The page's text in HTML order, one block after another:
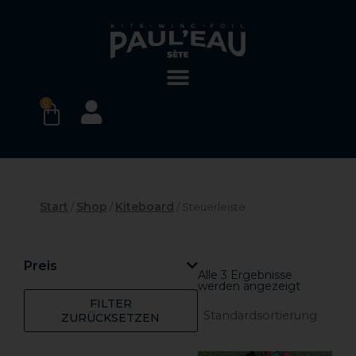
0
WARENKORB
Start Shop Kiteboard / Steuerleiste
Preis
FILTER
ZURÜCKSETZEN
Alle 3 Ergebnisse
werden angezeigt